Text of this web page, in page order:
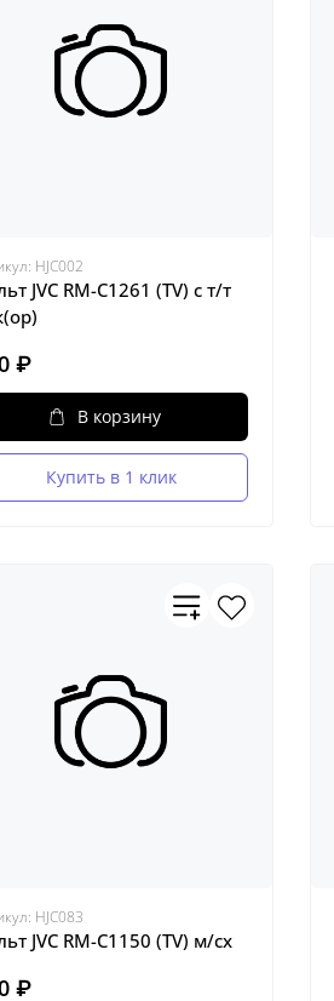
HJC002
JVC RM-C1261 (TV) с т/т
₽
В корзину
Купить в 1 клик
HJC083
JVC RM-C1150 (TV) м/сх
₽